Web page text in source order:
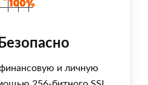
и личную